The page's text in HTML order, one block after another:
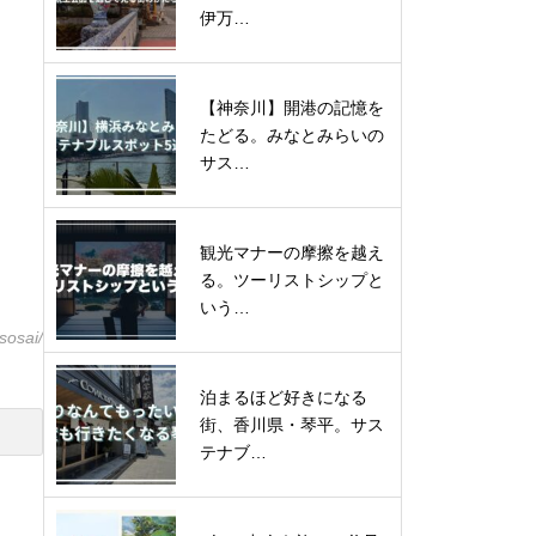
伊万…
【神奈川】開港の記憶を
たどる。みなとみらいの
サス…
観光マナーの摩擦を越え
る。ツーリストシップと
いう…
泊まるほど好きになる
街、香川県・琴平。サス
テナブ…